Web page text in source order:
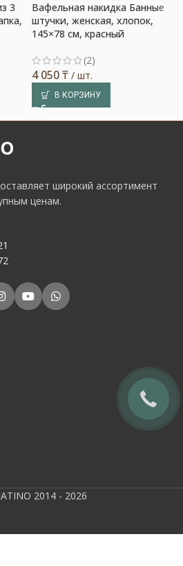
3
Вафельная накидка Банные
штучки, женская, хлопок,
145×78 см, красный
(2)
4 050₸ / шт.
В КОРЗИНУ
широкий ассортимент
ценам.
2014 - 2026